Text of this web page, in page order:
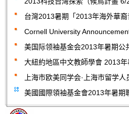
台灣2013暑期「2013年海外華
Cornell University
美国际领袖基金会2013年暑期公
大紐約地區中文教師學會 2013
上海市欧美同学会·上海市留学
美國國際領袖基金會2013年暑期